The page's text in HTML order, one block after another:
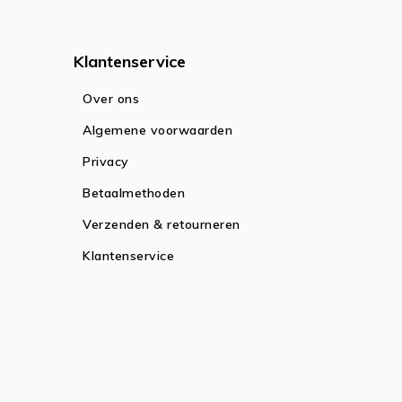
Klantenservice
Over ons
Algemene voorwaarden
Privacy
Betaalmethoden
Verzenden & retourneren
Klantenservice